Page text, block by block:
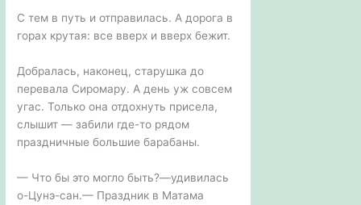
С тем в путь и отправилась. А дорога в
горах крутая: все вверх и вверх бежит.
Добралась, наконец, старушка до
перевала Сиромару. А день уж совсем
угас. Только она отдохнуть присела,
слышит — забили где-то рядом
праздничные большие барабаны.
— Что бы это могло быть?—удивилась
о-Цунэ-сан.— Праздник в Матама